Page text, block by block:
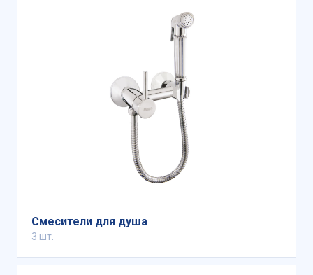
Смесители для душа
3 шт.